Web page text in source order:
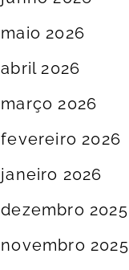
maio 2026
abril 2026
março 2026
fevereiro 2026
janeiro 2026
dezembro 2025
novembro 2025